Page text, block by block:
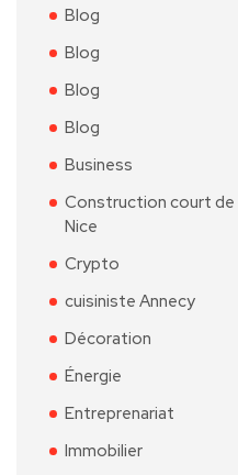
Blog
Blog
Blog
Blog
Business
Construction court de
Nice
Crypto
cuisiniste Annecy
Décoration
Énergie
Entreprenariat
Immobilier